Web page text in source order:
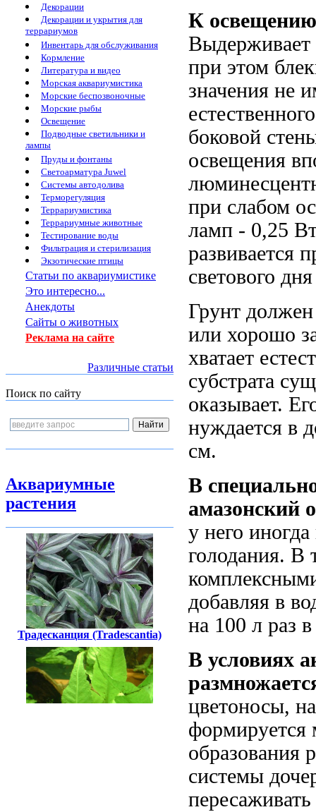
Декорации
Декорации и укрытия для
террариумов
Инвентарь для обслуживания
Кормление
Литература и видео
Морская аквариумистика
Морские беспозвоночные
Морские рыбы
Освещение
Подводные светильники и
лампы
Пруды и фонтаны
Светоарматура Juwel
Системы автодолива
Терморегуляция
Террариумистика
Террариумные животные
Тестирование воды
Фильтрация и стерилизация
Экзотические птицы
Статьи по аквариумистике
Это интересно...
Анекдоты
Сайты о животных
Реклама на сайте
Различные статьи
Поиск по сайту
Аквариумные
растения
Традесканция (Tradescantia)
К
Выдерживает
при этом
значения не
боковой
освещения
при слабом
ламп - 0,25
развивается
светового
Грунт
или хорошо
хватает
субстрата
оказывает.
нуждается в
см.
В
амазонский
у него
голодания. В
добавляя в
на 100 л раз
В условиях
цветоносы,
формируется
образования
системы